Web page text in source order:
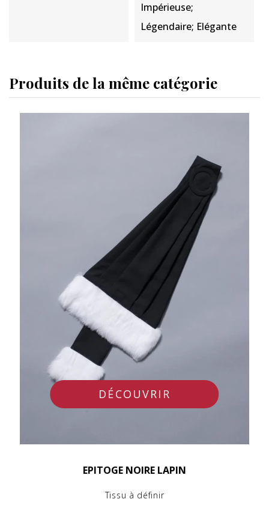
Impérieuse;
Légendaire; Elégante
Produits de la même catégorie
DÉCOUVRIR
EPITOGE NOIRE LAPIN
Tissu à définir